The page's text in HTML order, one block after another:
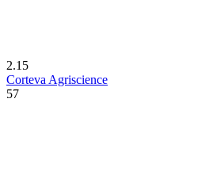
2.15
Corteva Agriscience
57